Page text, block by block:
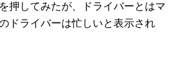
押してみたが、ドライバーとはマ
ドライバーは忙しいと表示され